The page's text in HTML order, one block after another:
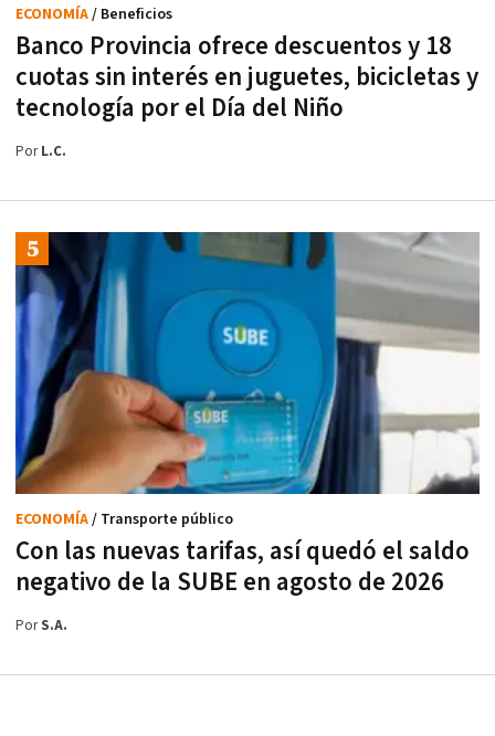
Banco Provincia ofrece descuentos y 18
cuotas sin interés en juguetes, bicicletas y
tecnología por el Día del Niño
ECONOMÍA/ Beneficios
PorL.C.
Con las nuevas tarifas, así quedó el saldo
negativo de la SUBE en agosto de 2026
ECONOMÍA/ Transporte público
PorS.A.